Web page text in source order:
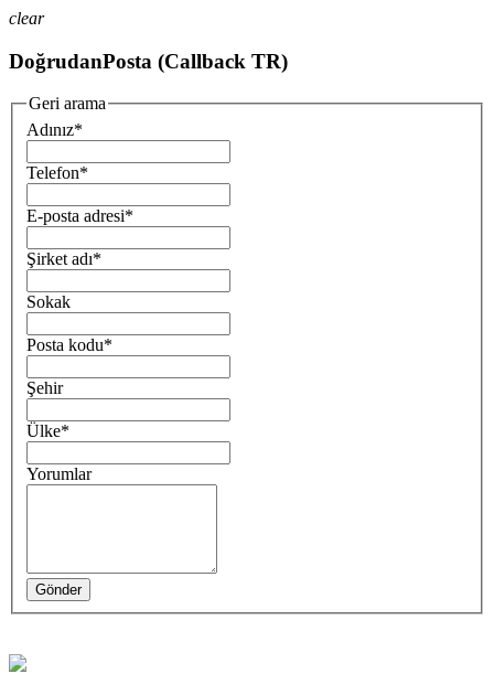
clear
DoğrudanPosta (Callback TR)
Geri arama
Adınız*
Telefon*
E-posta adresi*
Şirket adı*
Sokak
Posta kodu*
Şehir
Ülke*
Yorumlar